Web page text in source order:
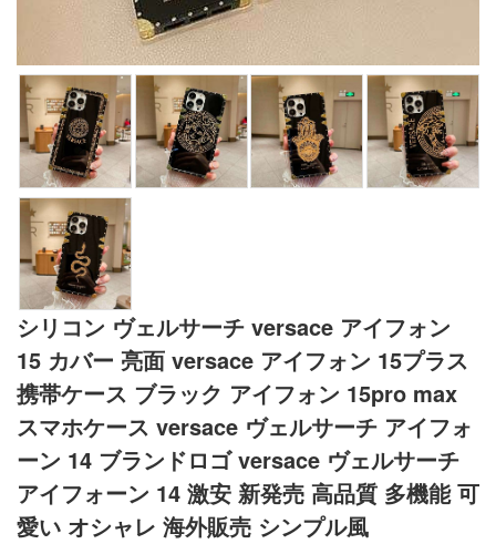
シリコン ヴェルサーチ versace アイフォン
15 カバー 亮面 versace アイフォン 15プラス
携帯ケース ブラック アイフォン 15pro max
スマホケース versace ヴェルサーチ アイフォ
ーン 14 ブランドロゴ versace ヴェルサーチ
アイフォーン 14 激安 新発売 高品質 多機能 可
愛い オシャレ 海外販売 シンプル風